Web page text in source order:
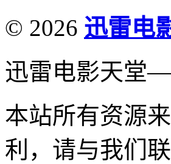
© 2026 迅雷电
迅雷电影天堂
本站所有资源
利，请与我们